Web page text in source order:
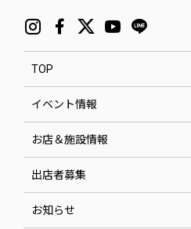
TOP
イベント情報
お店＆施設情報
出店者募集
お知らせ